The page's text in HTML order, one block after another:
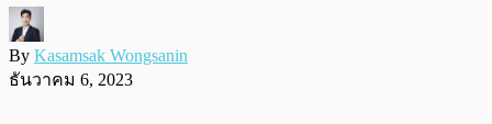
By Kasamsak Wongsanin
ธันวาคม 6, 2023